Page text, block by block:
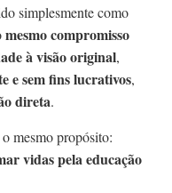
simplesmente como
mesmo compromisso
à visão original,
e sem fins lucrativos,
direta.
mesmo propósito:
vidas pela educação